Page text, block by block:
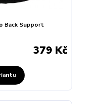
Back Support
379 Kč